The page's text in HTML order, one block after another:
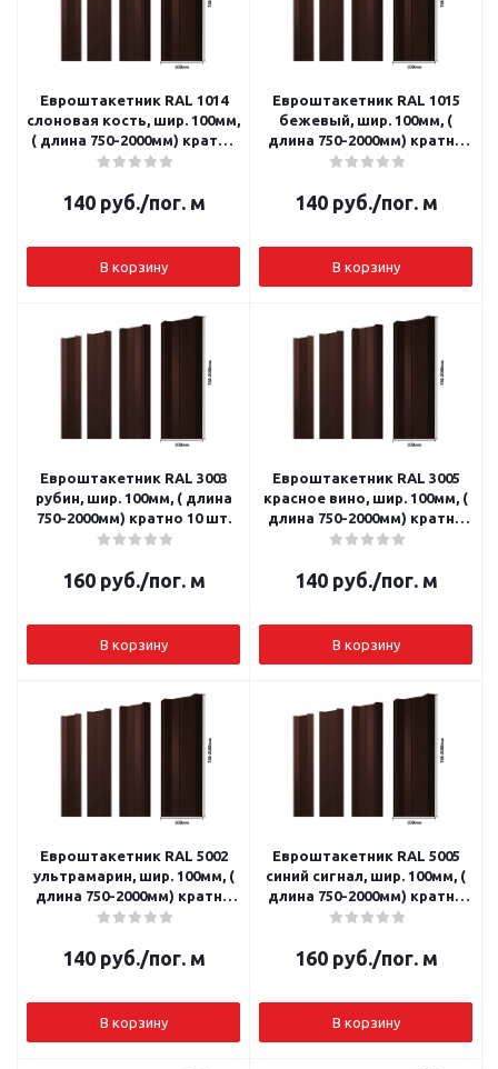
Евроштакетник RAL 1014
слоновая кость, шир. 100мм,
( длина 750-2000мм) кратно
10 шт.
140руб./пог. м
В корзину
Евроштакетник RAL 1015
бежевый, шир. 100мм, (
длина 750-2000мм) кратно
10 шт.
140руб./пог. м
В корзину
Евроштакетник RAL 3003
рубин, шир. 100мм, ( длина
750-2000мм) кратно 10 шт.
160руб./пог. м
В корзину
Евроштакетник RAL 3005
красное вино, шир. 100мм, (
длина 750-2000мм) кратно
10 шт.
140руб./пог. м
В корзину
Евроштакетник RAL 5002
ультрамарин, шир. 100мм, (
длина 750-2000мм) кратно
10 шт.
140руб./пог. м
В корзину
Евроштакетник RAL 5005
синий сигнал, шир. 100мм, (
длина 750-2000мм) кратно
10 шт.
160руб./пог. м
В корзину